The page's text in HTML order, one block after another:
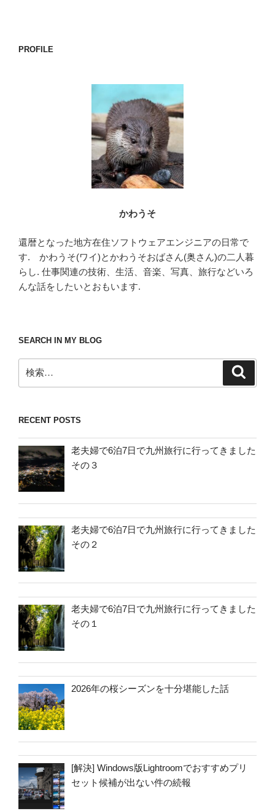
PROFILE
かわうそ
還暦となった地方在住ソフトウェアエンジニアの日常で
す. かわうそ(ワイ)とかわうそおばさん(奥さん)の二人暮
らし. 仕事関連の技術、生活、音楽、写真、旅行などいろ
んな話をしたいとおもいます.
SEARCH IN MY BLOG
索:
RECENT POSTS
老夫婦で6泊7日で九州旅行に行ってきました
その３
老夫婦で6泊7日で九州旅行に行ってきました
その２
老夫婦で6泊7日で九州旅行に行ってきました
その１
2026年の桜シーズンを十分堪能した話
[解決] Windows版Lightroomでおすすめプリ
セット候補が出ない件の続報